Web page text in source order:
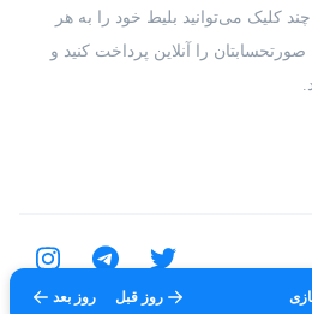
روز قبل روز بعد
چند کلیک می‌توانید بلیط خود را به هر
را آنلاین پرداخت کنید و
عتیق گشت اصفهان محفوظ است.